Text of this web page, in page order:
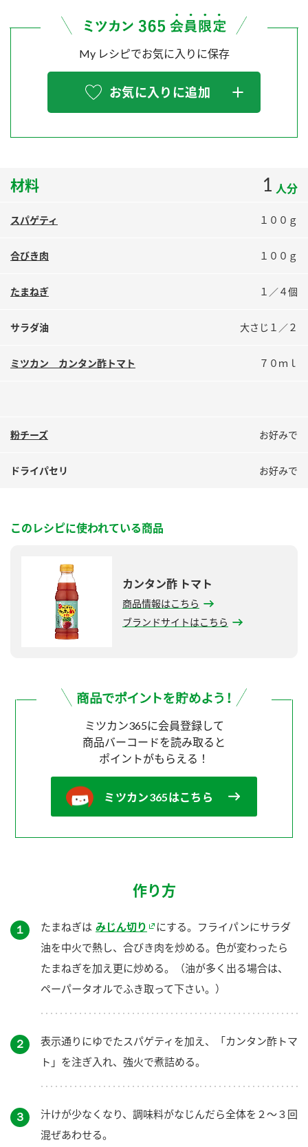
炊き込みご飯の素 米飯用調味液
PIN印
スペシャルサイト
お酢を知ろう！
ぽん酢サワー
ミツカンのCM
ZENB initiative
MIM（ミツカンミュージアム）
各部門が大切にしていること
販売終了製品のご案内
よくあるご質問
地図から取り扱い店舗を探す
検索
My レシピでお気に入りに保存
お気に入りに追加
材料 1 人分
スパゲティ １００ｇ
合びき肉 １００ｇ
たまねぎ １／４個
サラダ油 大さじ１／２
ミツカン カンタン酢トマト ７０ｍｌ
粉チーズ お好みで
ドライパセリ お好みで
このレシピに使われている商品
カンタン酢 トマト
商品情報はこちら
ブランドサイトはこちら
ミツカン365に会員登録して
商品バーコードを読み取ると
ポイントがもらえる！
ミツカン365はこちら
作り方
１ たまねぎは みじん切り
にする。フライパンにサラダ
油を中火で熱し、合びき肉を炒める。色が変わったら
たまねぎを加え更に炒める。（油が多く出る場合は、
ペーパータオルでふき取って下さい。）
２
表示通りにゆでたスパゲティを加え、「カンタン酢トマ
ト」を注ぎ入れ、強火で煮詰める。
３
汁けが少なくなり、調味料がなじんだら全体を２～３回
混ぜあわせる。